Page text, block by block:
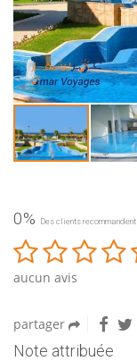
0% Des clients recommandent
aucun avis
partager
Note attribuée